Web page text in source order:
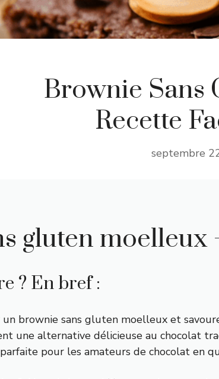
Brownie Sans
Recette
septembre
gluten moelleux
? En bref :
brownie sans gluten moelleux et
une alternative délicieuse au chocolat
pour les amateurs de chocolat en